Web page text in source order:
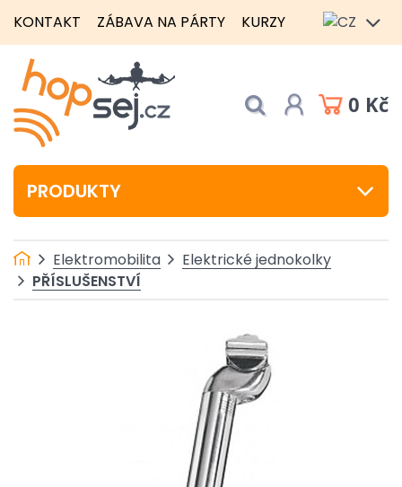
KONTAKT ZÁBAVA NA PÁRTY KURZY
0 Kč
PRODUKTY
Elektromobilita
Elektrické jednokolky
PŘÍSLUŠENSTVÍ